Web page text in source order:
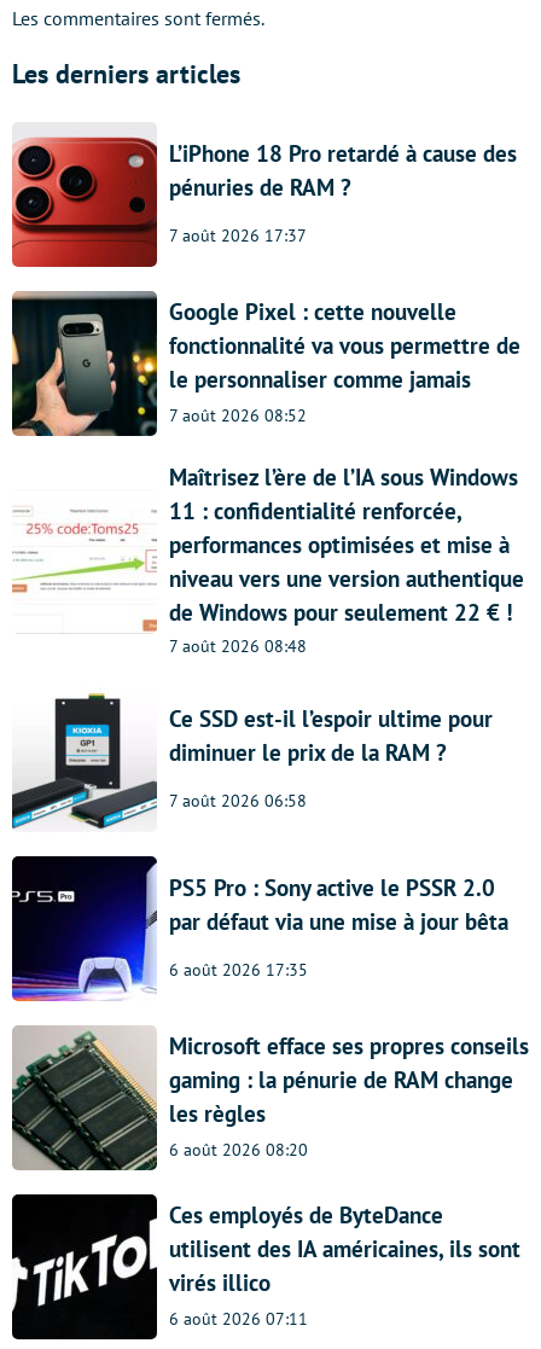
Les commentaires sont fermés.
Les derniers articles
L’iPhone 18 Pro retardé à cause des
pénuries de RAM ?
7 août 2026 17:37
Google Pixel : cette nouvelle
fonctionnalité va vous permettre de
le personnaliser comme jamais
7 août 2026 08:52
Maîtrisez l’ère de l’IA sous Windows
11 : confidentialité renforcée,
performances optimisées et mise à
niveau vers une version authentique
de Windows pour seulement 22 € !
7 août 2026 08:48
Ce SSD est-il l’espoir ultime pour
diminuer le prix de la RAM ?
7 août 2026 06:58
PS5 Pro : Sony active le PSSR 2.0
par défaut via une mise à jour bêta
6 août 2026 17:35
Microsoft efface ses propres conseils
gaming : la pénurie de RAM change
les règles
6 août 2026 08:20
Ces employés de ByteDance
utilisent des IA américaines, ils sont
virés illico
6 août 2026 07:11